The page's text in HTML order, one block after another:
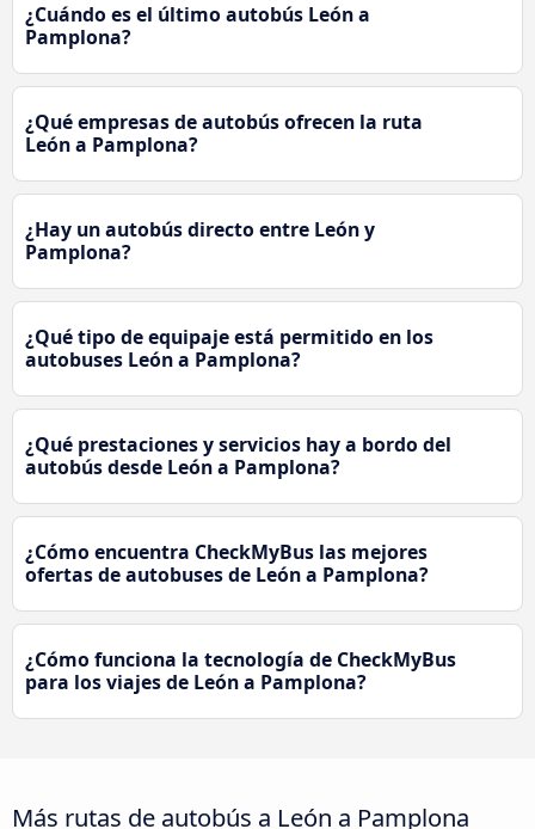
¿Cuándo es el último autobús León a
Pamplona?
¿Qué empresas de autobús ofrecen la ruta
León a Pamplona?
¿Hay un autobús directo entre León y
Pamplona?
¿Qué tipo de equipaje está permitido en los
autobuses León a Pamplona?
¿Qué prestaciones y servicios hay a bordo del
autobús desde León a Pamplona?
¿Cómo encuentra CheckMyBus las mejores
ofertas de autobuses de León a Pamplona?
¿Cómo funciona la tecnología de CheckMyBus
para los viajes de León a Pamplona?
Más rutas de autobús a León a Pamplona